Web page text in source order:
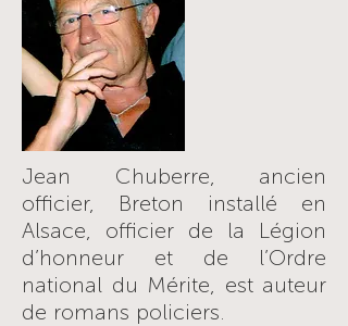
Jean Chuberre, ancien
officier, Breton installé en
Alsace, officier de la Légion
d’honneur et de l’Ordre
national du Mérite, est auteur
de romans policiers.